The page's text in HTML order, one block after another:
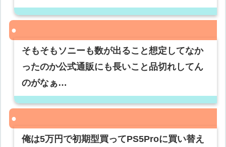
そもそもソニーも数が出ること想定してなか
ったのか公式通販にも長いこと品切れしてん
のがなぁ…
俺は5万円で初期型買ってPS5Proに買い替え